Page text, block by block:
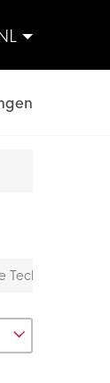
Tech